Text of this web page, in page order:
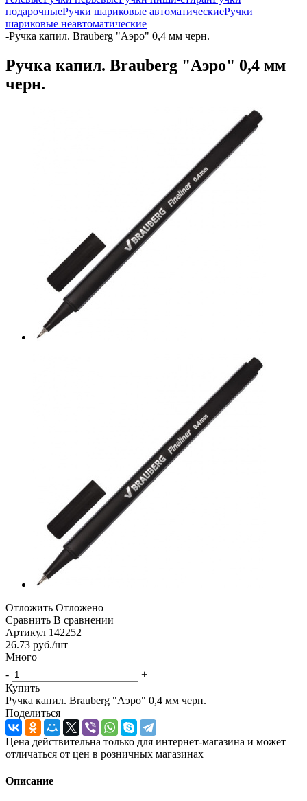
подарочныеРучки шариковые автоматическиеРучки
шариковые неавтоматические
-Ручка капил. Brauberg "Аэро" 0,4 мм черн.
Ручка капил. Brauberg "Аэро" 0,4 мм
черн.
Отложить Отложено
Сравнить В сравнении
Артикул 142252
26.73 руб./шт
Много
-
+
Купить
Ручка капил. Brauberg "Аэро" 0,4 мм черн.
Поделиться
Цена действительна только для интернет-магазина и может
отличаться от цен в розничных магазинах
Описание